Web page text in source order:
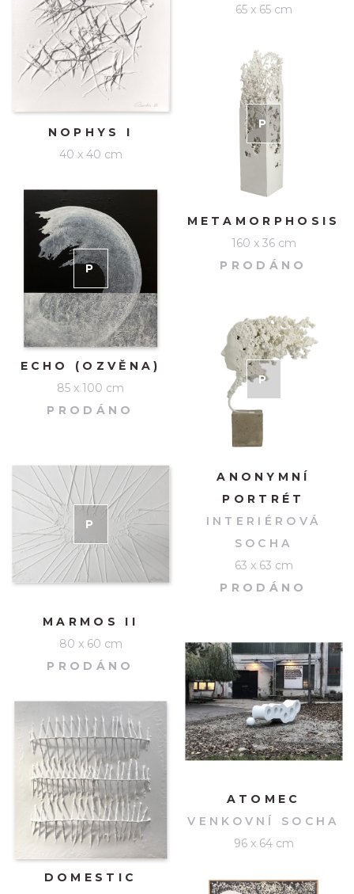
NOPHYS I
40 x 40 cm
PRODÁNO
ECHO (OZVĚNA)
85 x 100 cm
PRODÁNO
P RODÁNO
MARMOS II
80 x 60 cm
PRODÁNO
DOMESTIC
65 x 65 cm
P RODÁNO
METAMORPHOSIS
160 x 36 cm
PRODÁNO
PRODÁNO
ANONYMNÍ
PORTRÉT
INTERIÉROVÁ
SOCHA
63 x 63 cm
PRODÁNO
ATOMEC
VENKOVNÍ SOCHA
96 x 64 cm